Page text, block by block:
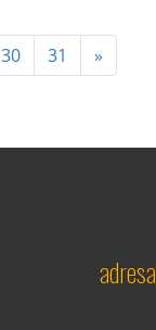
30 31 »
adresa